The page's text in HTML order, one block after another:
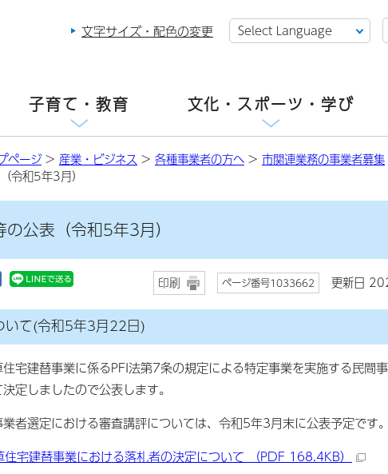
文字サイズ・配色の変更
子育て・教育 文化・スポーツ・学び
ページ> 産業・ビジネス > 各種事業者の方へ > 市関連業務の事業者募集
令和5年3月）
公表（令和5年3月）
印刷 ページ番号1033662 更新日
いて(令和5年3月22日)
宅建替事業に係るPFI法第7条の規定による特定事業を実施する民間
定しましたので公表します。
者選定における審査講評については、令和5年3月末に公表予定です。
宅建替事業における落札者の決定について （PDF 168.4KB）